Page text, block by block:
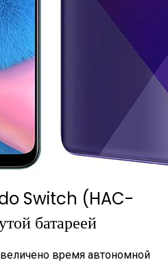
Switch (HAC-
батареей
время автономной